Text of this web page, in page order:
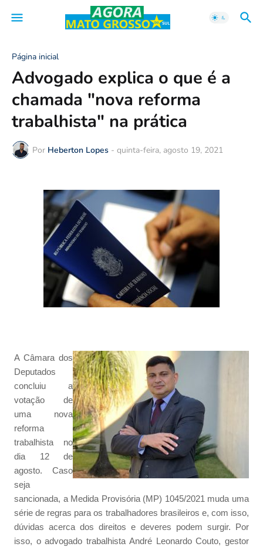
Página inicial
Advogado explica o que é a
chamada "nova reforma
trabalhista" na prática
Por Heberton Lopes - quinta-feira, agosto 19, 2021
A Câmara dos
Deputados
concluiu a
votação de
uma nova
reforma
trabalhista no
dia 12 de
agosto. Caso
seja
sancionada, a Medida Provisória (MP) 1045/2021 muda uma
série de regras para os trabalhadores brasileiros e, com isso,
dúvidas acerca dos direitos e deveres podem surgir. Por
isso, o advogado trabalhista André Leonardo Couto, gestor